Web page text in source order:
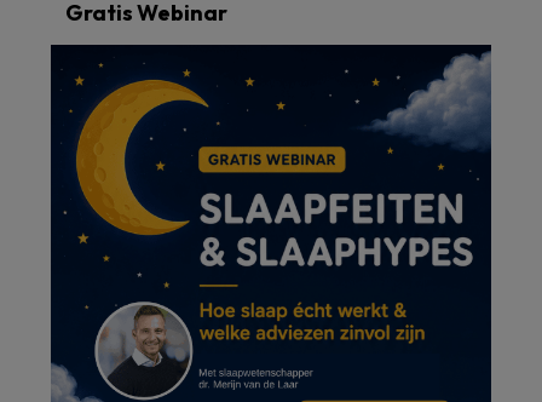
Gratis Webinar